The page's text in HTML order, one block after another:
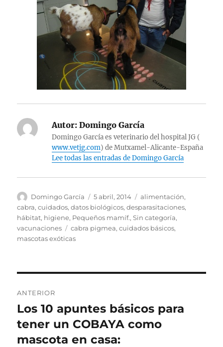
Autor: Domingo García
Domingo García es veterinario del hospital JG (
www.vetjg.com) de Mutxamel-Alicante-España
Lee todas las entradas de Domingo García
Autor
Domingo García
Publicado
el
5 abril, 2014 Categorías
alimentación,
cabra,cuidados,datos biológicos,desparasitaciones,
hábitat, higiene, Pequeños mamíf.,Sin categoría,
vacunaciones
Etiquetas
cabra pigmea,cuidados básicos,
mascotas exóticas
de
entradas
ANTERIOR
Entrada
anterior:
Los 10 apuntes básicos para
tener un COBAYA como
mascota en casa: